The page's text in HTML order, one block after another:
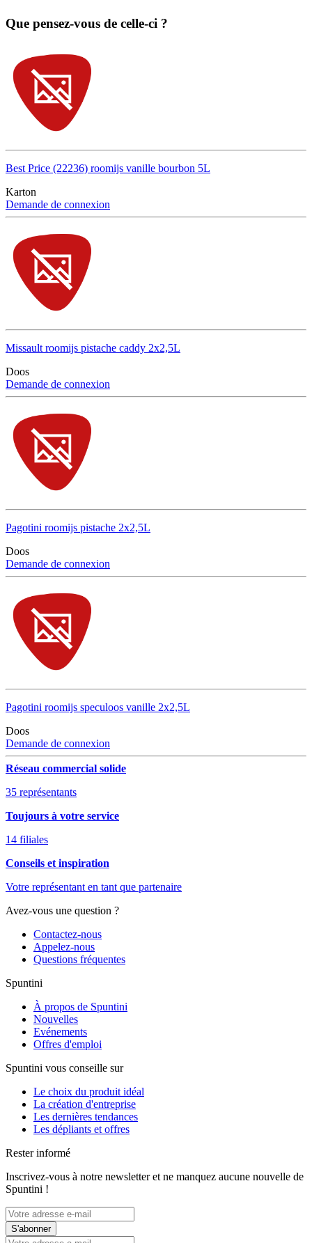
Que pensez-vous de celle-ci ?
Best Price (22236) roomijs vanille bourbon 5L
Karton
Demande de connexion
Missault roomijs pistache caddy 2x2,5L
Doos
Demande de connexion
Pagotini roomijs pistache 2x2,5L
Doos
Demande de connexion
Pagotini roomijs speculoos vanille 2x2,5L
Doos
Demande de connexion
Réseau commercial solide
35 représentants
Toujours à votre service
14 filiales
Conseils et inspiration
Votre représentant en tant que partenaire
Avez-vous une question ?
Contactez-nous
Appelez-nous
Questions fréquentes
Spuntini
À propos de Spuntini
Nouvelles
Evénements
Offres d'emploi
Spuntini vous conseille sur
Le choix du produit idéal
La création d'entreprise
Les dernières tendances
Les dépliants et offres
Rester informé
Inscrivez-vous à notre newsletter et ne manquez aucune nouvelle de
Spuntini !
S'abonner